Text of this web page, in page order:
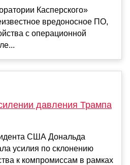
Касперского»
вредоносное ПО,
с операционной
давления Трампа
США Дональда
усилия по склонению
к компромиссам в рамках